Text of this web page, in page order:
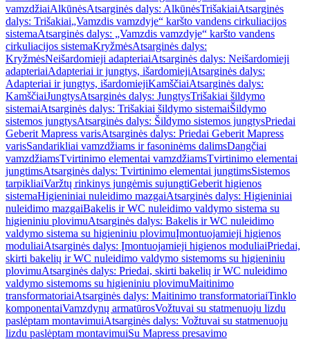
vamzdžiaiAlkūnėsAtsarginės dalys: AlkūnėsTrišakiaiAtsarginės
dalys: Trišakiai„Vamzdis vamzdyje“ karšto vandens cirkuliacijos
sistemaAtsarginės dalys: „Vamzdis vamzdyje“ karšto vandens
cirkuliacijos sistemaKryžmėsAtsarginės dalys:
KryžmėsNeišardomieji adapteriaiAtsarginės dalys: Neišardomieji
adapteriaiAdapteriai ir jungtys, išardomiejiAtsarginės dalys:
Adapteriai ir jungtys, išardomiejiKamščiaiAtsarginės dalys:
KamščiaiJungtysAtsarginės dalys: JungtysTrišakiai šildymo
sistemaiAtsarginės dalys: Trišakiai šildymo sistemaiŠildymo
sistemos jungtysAtsarginės dalys: Šildymo sistemos jungtysPriedai
Geberit Mapress varisAtsarginės dalys: Priedai Geberit Mapress
varisSandarikliai vamzdžiams ir fasoninėms dalimsDangčiai
vamzdžiamsTvirtinimo elementai vamzdžiamsTvirtinimo elementai
jungtimsAtsarginės dalys: Tvirtinimo elementai jungtimsSistemos
tarpikliaiVaržtų rinkinys jungėmis sujungtiGeberit higienos
sistemaHigieniniai nuleidimo mazgaiAtsarginės dalys: Higieniniai
nuleidimo mazgaiBakelis ir WC nuleidimo valdymo sistema su
higieniniu plovimuAtsarginės dalys: Bakelis ir WC nuleidimo
valdymo sistema su higieniniu plovimuĮmontuojamieji higienos
moduliaiAtsarginės dalys: Įmontuojamieji higienos moduliaiPriedai,
skirti bakelių ir WC nuleidimo valdymo sistemoms su higieniniu
plovimuAtsarginės dalys: Priedai, skirti bakelių ir WC nuleidimo
valdymo sistemoms su higieniniu plovimuMaitinimo
transformatoriaiAtsarginės dalys: Maitinimo transformatoriaiTinklo
komponentaiVamzdynų armatūrosVožtuvai su statmenuoju lizdu
paslėptam montavimuiAtsarginės dalys: Vožtuvai su statmenuoju
lizdu paslėptam montavimuiSu Mapress presavimo